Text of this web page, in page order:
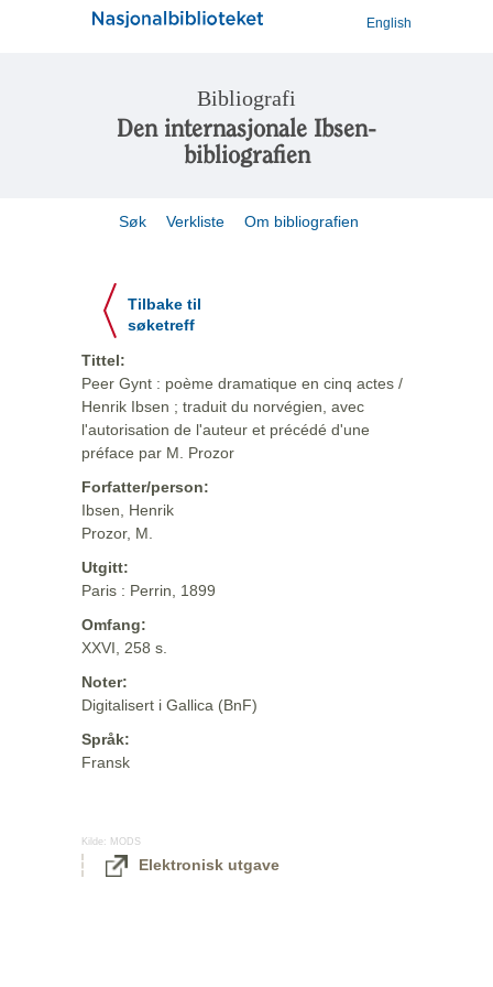
English
Bibliografi
Den internasjonale Ibsen-
bibliografien
Søk Verkliste Om bibliografien
Tilbake til
søketreff
Tittel:
Peer Gynt : poème dramatique en cinq actes /
Henrik Ibsen ; traduit du norvégien, avec
l'autorisation de l'auteur et précédé d'une
préface par M. Prozor
Forfatter/person:
Ibsen, Henrik
Prozor, M.
Utgitt:
Paris : Perrin, 1899
Omfang:
XXVI, 258 s.
Noter:
Digitalisert i Gallica (BnF)
Språk:
Fransk
Kilde: MODS
Elektronisk utgave